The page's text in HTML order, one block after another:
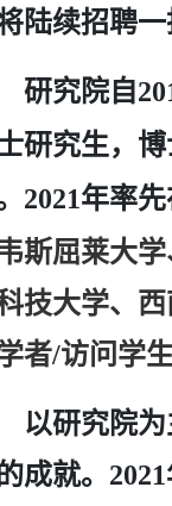
陆续招聘
研究院自
研究生，
2021年率
斯屈莱大
技大学、
者/访问学
以研究院
成就。 2021